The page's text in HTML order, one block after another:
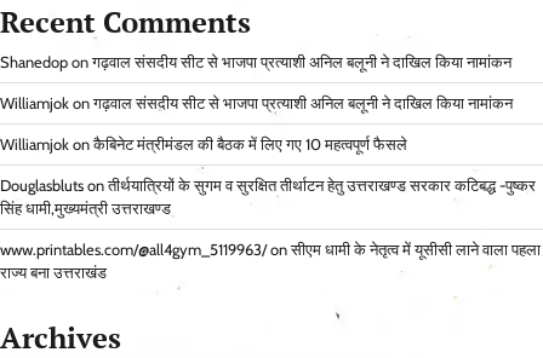
Recent Comments
Shanedop onगढ़वाल संसदीय सीट से भाजपा प्रत्याशी अनिल बलूनी ने दाखिल किया नामांकन
Williamjok onगढ़वाल संसदीय सीट से भाजपा प्रत्याशी अनिल बलूनी ने दाखिल किया नामांकन
Williamjok onकैबिनेट मंत्रीमंडल की बैठक में लिए गए 10 महत्वपूर्ण फैसले
Douglasbluts onतीर्थयात्रियों के सुगम व सुरक्षित तीर्थाटन हेतु उत्तराखण्ड सरकार कटिबद्ध -पुष्कर
सिंह धामी,मुख्यमंत्री उत्तराखण्ड
www.printables.com/@all4gym_5119963/onसीएम धामी के नेतृत्व में यूसीसी लाने वाला पहला
राज्य बना उत्तराखंड
Archives